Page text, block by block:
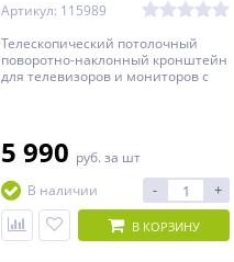
Артикул: 115989
Телескопический потолочный
поворотно-наклонный кронштейн
для телевизоров и мониторов с
5 990 руб. за шт
В наличии
- +
В КОРЗИНУ